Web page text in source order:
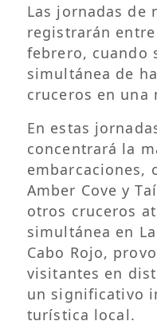
Las jornadas de
registrarán
febrero, cuando
simultánea de
cruceros en una
En estas
concentrará la
embarcaciones,
Amber Cove y
otros cruceros
simultánea en
Cabo Rojo,
visitantes en
un significativo
turística local.